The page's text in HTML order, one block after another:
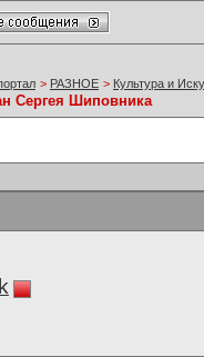
> РАЗНОЕ > Культура и
Сергея Шиповника